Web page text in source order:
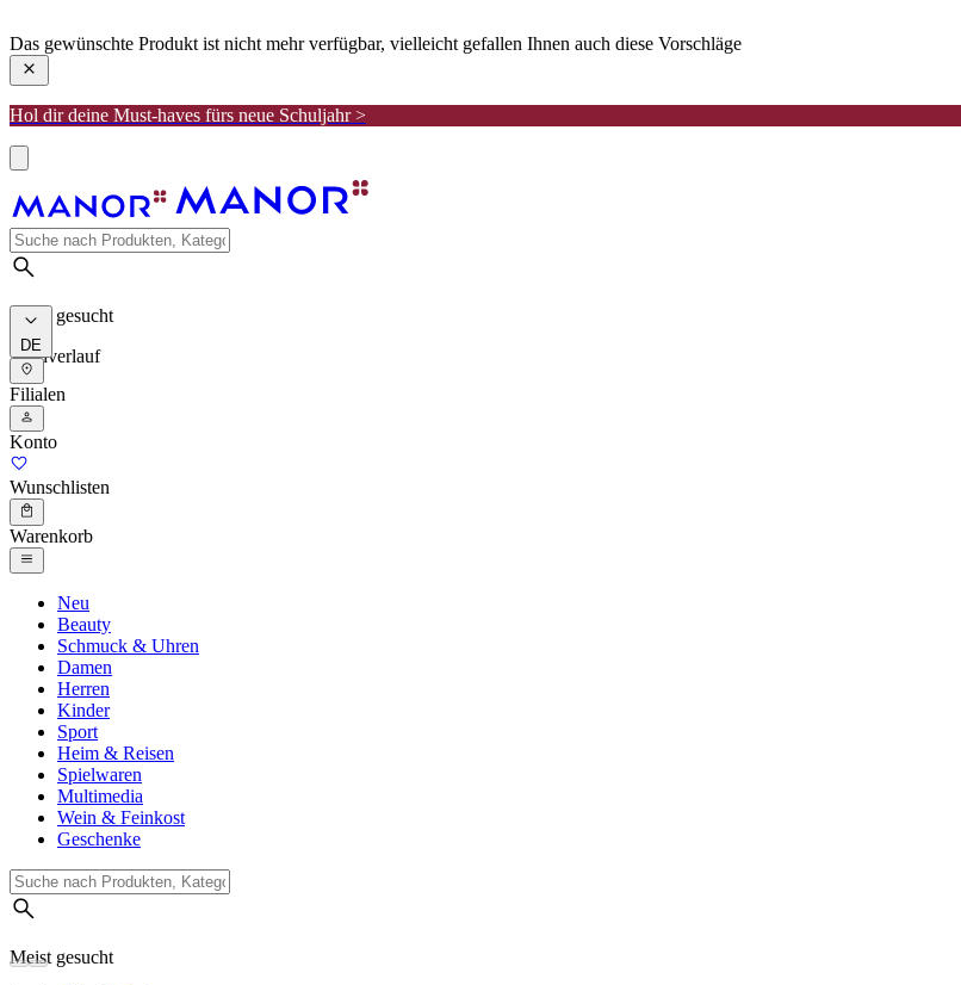
Das gewünschte Produkt ist nicht mehr verfügbar, vielleicht gefallen Ihnen auch diese Vorschläge
Hol dir deine Must-haves fürs neue Schuljahr >
Meist gesucht
Suchverlauf
DE
Filialen
Konto
Wunschlisten
Warenkorb
Neu
Beauty
Schmuck & Uhren
Damen
Herren
Kinder
Sport
Heim & Reisen
Spielwaren
Multimedia
Wein & Feinkost
Geschenke
Meist gesucht